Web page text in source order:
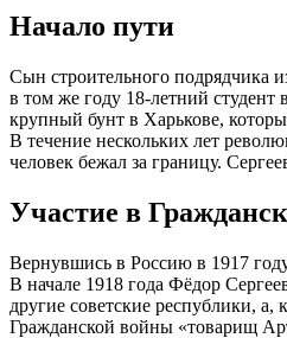
Начало пути
Сын строительного подрядчика
в том же году 18-летний
крупный бунт в Харькове,
В течение нескольких лет
человек бежал за границу.
Участие в
Вернувшись в Россию в 1917
В начале 1918 года Фёдор
другие советские республики,
Гражданской войны «товарищ